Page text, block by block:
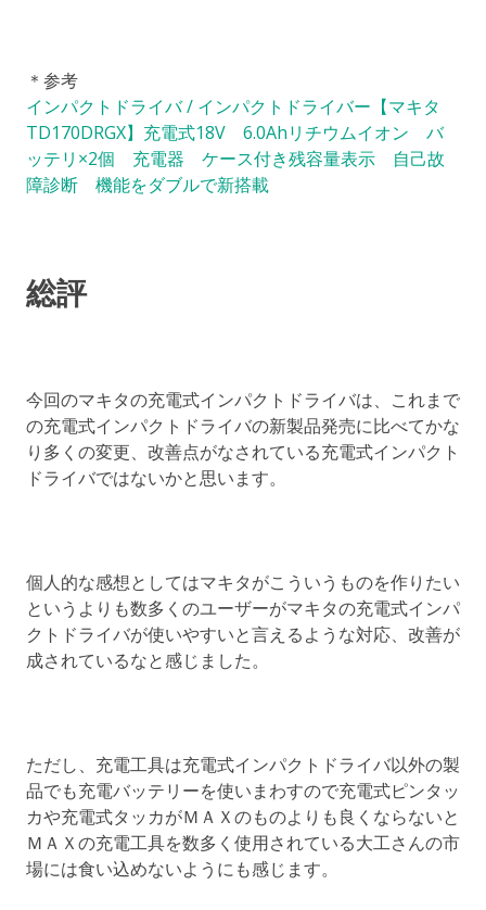
＊参考
インパクトドライバ / インパクトドライバー【マキタ
TD170DRGX】充電式18V 6.0Ahリチウムイオン バ
ッテリ×2個 充電器 ケース付き残容量表示 自己故
障診断 機能をダブルで新搭載
総評
今回のマキタの充電式インパクトドライバは、これまで
の充電式インパクトドライバの新製品発売に比べてかな
り多くの変更、改善点がなされている充電式インパクト
ドライバではないかと思います。
個人的な感想としてはマキタがこういうものを作りたい
というよりも数多くのユーザーがマキタの充電式インパ
クトドライバが使いやすいと言えるような対応、改善が
成されているなと感じました。
ただし、充電工具は充電式インパクトドライバ以外の製
品でも充電バッテリーを使いまわすので充電式ピンタッ
カや充電式タッカがＭＡＸのものよりも良くならないと
ＭＡＸの充電工具を数多く使用されている大工さんの市
場には食い込めないようにも感じます。